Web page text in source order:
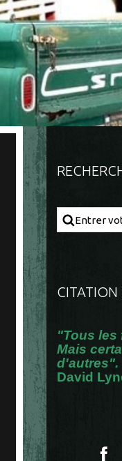
CITATION
"Tous les
Mais
d'autres".
David